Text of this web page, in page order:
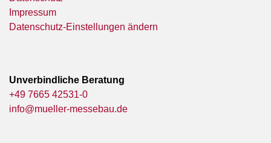
Impressum
Datenschutz-Einstellungen ändern
Unverbindliche Beratung
+49 7665 42531-0
info@mueller-messebau.de